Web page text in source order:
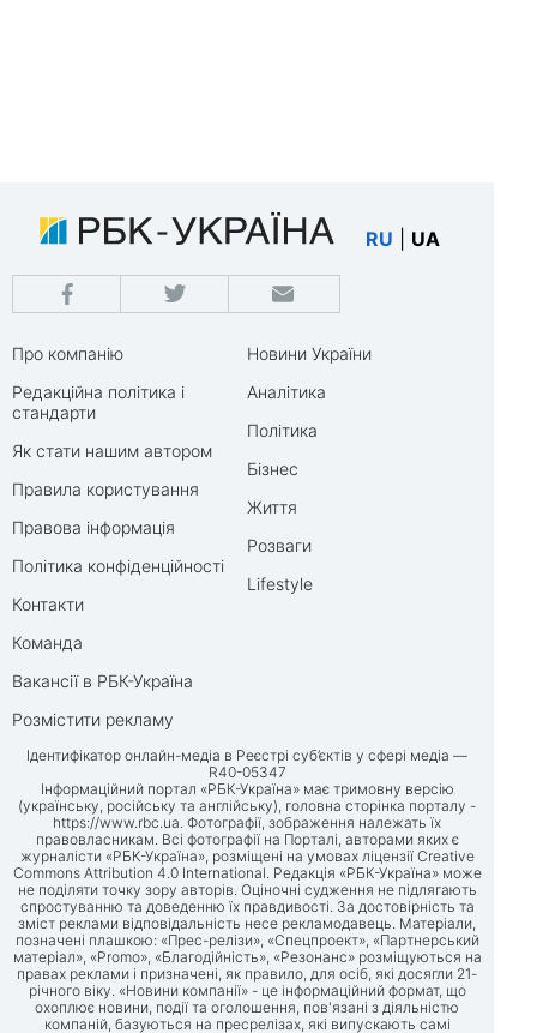
RU UA
Про компанію
Редакційна політика і
стандарти
Як стати нашим автором
Правила користування
Правова інформація
Політика конфіденційності
Контакти
Команда
Вакансії в РБК-Україна
Розмістити рекламу
Новини України
Аналітика
Політика
Бізнес
Життя
Розваги
Lifestyle
Ідентифікатор онлайн-медіа в Реєстрі суб’єктів у сфері медіа —
R40-05347
Інформаційний портал «РБК-Україна» має тримовну версію
(українську, російську та англійську), головна сторінка порталу -
https://www.rbc.ua. Фотографії, зображення належать їх
правовласникам. Всі фотографії на Порталі, авторами яких є
журналісти «РБК-Україна», розміщені на умовах ліцензії Creative
Commons Attribution 4.0 International. Редакція «РБК-Україна» може
не поділяти точку зору авторів. Оціночні судження не підлягають
спростуванню та доведенню їх правдивості. За достовірність та
зміст реклами відповідальність несе рекламодавець. Матеріали,
позначені плашкою: «Прес-релізи», «Спецпроект», «Партнерський
матеріал», «Promo», «Благодійність», «Резонанс» розміщуються на
правах реклами і призначені, як правило, для осіб, які досягли 21-
річного віку. «Новини компанії» - це інформаційний формат, що
охоплює новини, події та оголошення, пов'язані з діяльністю
компаній, базуються на пресрелізах, які випускають самі